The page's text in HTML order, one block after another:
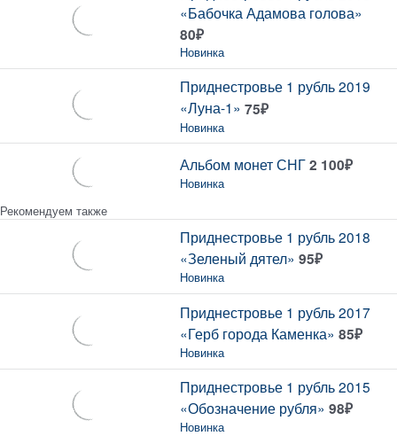
«Бабочка Адамова голова»
80₽
Новинка
Приднестровье 1 рубль 2019
«Луна-1» 75₽
Новинка
Альбом монет СНГ2 100₽
Новинка
Рекомендуем также
Приднестровье 1 рубль 2018
«Зеленый дятел» 95₽
Новинка
Приднестровье 1 рубль 2017
«Герб города Каменка» 85₽
Новинка
Приднестровье 1 рубль 2015
«Обозначение рубля» 98₽
Новинка